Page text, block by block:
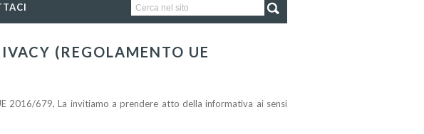
(REGOLAMENTO UE
2016/679, La invitiamo a prendere atto della informativa ai sensi